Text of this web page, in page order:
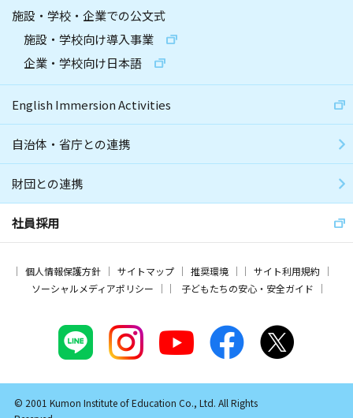
施設・学校・企業での公文式
施設・学校向け導入事業
企業・学校向け日本語
English Immersion Activities
自治体・省庁との連携
財団との連携
社員採用
個人情報保護方針 サイトマップ 推奨環境
サイト利用規約
ソーシャルメディアポリシー
子どもたちの安心・安全ガイド
© 2001 Kumon Institute of Education Co., Ltd. All Rights